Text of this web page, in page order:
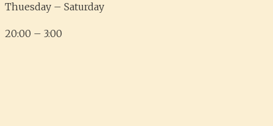
Thuesday – Saturday
20:00 – 3:00